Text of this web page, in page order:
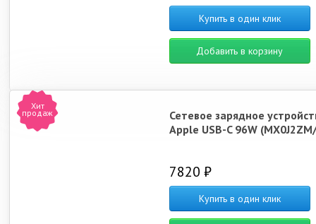
Купить в один клик
Добавить в корзину
Хит
продаж
Сетевое зарядное
Apple USB-C 96W
7820 ₽
Купить в один клик